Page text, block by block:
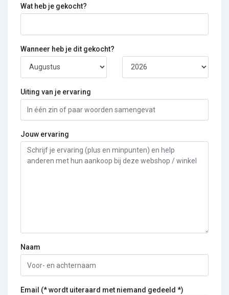
Wat heb je gekocht?
Wanneer heb je dit gekocht?
Uiting van je ervaring
Jouw ervaring
Naam
Email (* wordt uiteraard met niemand gedeeld *)